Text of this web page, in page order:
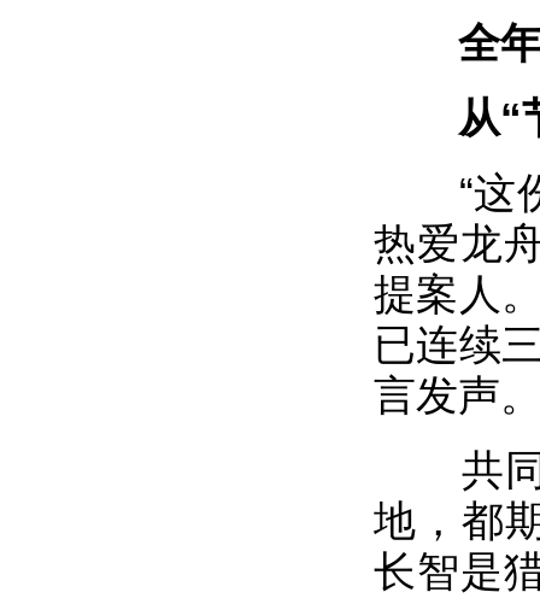
全
从“节
“这份
热爱龙
提案人
已连续
言发声
共同
地，都
长智是